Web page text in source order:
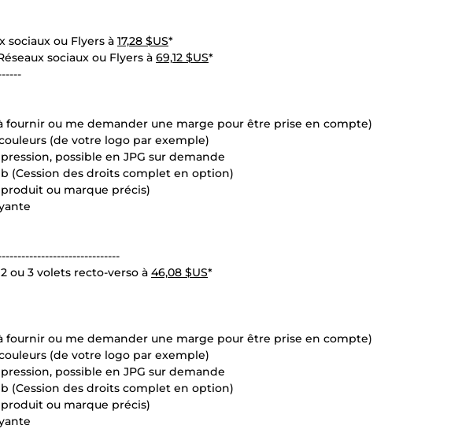
sociaux ou Flyers à 17,28 $US*
sociaux ou Flyers à 69,12 $US*
fournir ou me demander une marge pour être prise en compte)
(de votre logo par exemple)
possible en JPG sur demande
(Cession des droits complet en option)
ou marque précis)
2 ou 3 volets recto-verso à 46,08 $US*
fournir ou me demander une marge pour être prise en compte)
(de votre logo par exemple)
possible en JPG sur demande
(Cession des droits complet en option)
ou marque précis)